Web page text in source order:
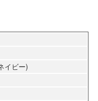
イビー)